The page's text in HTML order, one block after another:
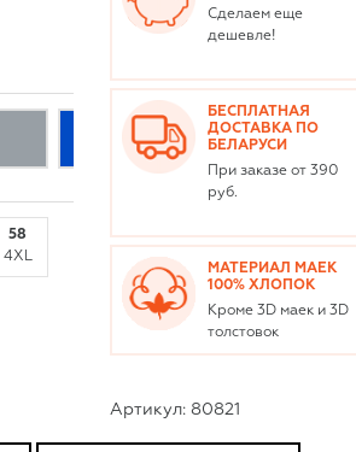
58
4XL
Сделаем еще
дешевле!
БЕСПЛАТНАЯ
ДОСТАВКА ПО
БЕЛАРУСИ
При заказе от 390
руб.
МАТЕРИАЛ МАЕК
100% ХЛОПОК
Кроме 3D маек и 3D
толстовок
Артикул: 80821